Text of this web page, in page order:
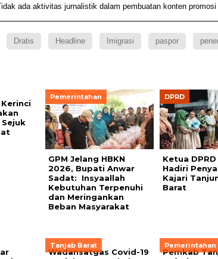
ada aktivitas jurnalistik dalam pembuatan konten promosi
Dratis Headline Imigrasi paspor
Pemerintahan
GPM Jelang HBKN
2026, Bupati Anwar
Sadat: Insyaallah
Kebutuhan Terpenuhi
dan Meringankan
Beban Masyarakat
DPRD
Ketua
Hadiri
Kajari
Barat
Tanjab Barat
Wadansatgas Covid-19
Pemerintahan
Pemkab